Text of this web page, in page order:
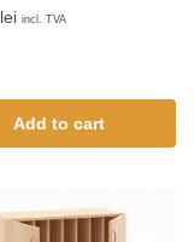
lei incl. TVA
Add to cart